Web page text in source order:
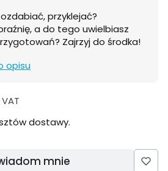
przyklejać?
a do tego uwielbiasz
Zajrzyj do środka!
opisu
VAT
dostawy.
mnie